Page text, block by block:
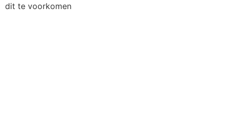
dit te voorkomen